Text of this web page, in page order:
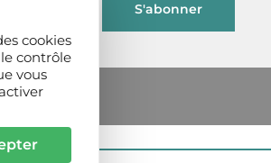
cookies
contrôle
vous